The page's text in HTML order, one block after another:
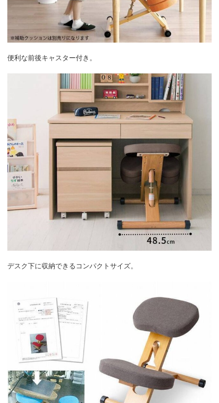
便利な前後キャスター付き。
デスク下に収納できるコンパクトサイズ。